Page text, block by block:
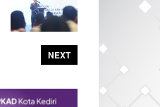
NEXT